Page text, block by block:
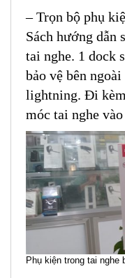
– Trọn bộ phụ
Sách hướng dẫn
tai nghe. 1 dock
bảo vệ bên
lightning. Đi
móc tai nghe
Phụ kiện trong tai